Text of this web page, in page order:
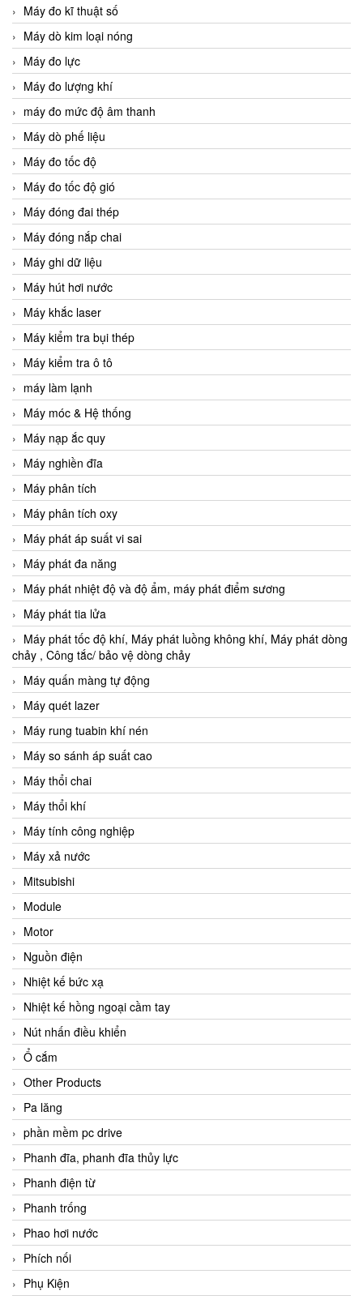
Máy đo kĩ thuật số
Máy dò kim loại nóng
Máy đo lực
Máy đo lượng khí
máy đo mức độ âm thanh
Máy dò phế liệu
Máy đo tốc độ
Máy đo tốc độ gió
Máy đóng đai thép
Máy đóng nắp chai
Máy ghi dữ liệu
Máy hút hơi nước
Máy khắc laser
Máy kiểm tra bụi thép
Máy kiểm tra ô tô
máy làm lạnh
Máy móc & Hệ thống
Máy nạp ắc quy
Máy nghiền đĩa
Máy phân tích
Máy phân tích oxy
Máy phát áp suất vi sai
Máy phát đa năng
Máy phát nhiệt độ và độ ẩm, máy phát điểm sương
Máy phát tia lửa
Máy phát tốc độ khí, Máy phát luồng không khí, Máy phát dòng
chảy , Công tắc/ bảo vệ dòng chảy
Máy quấn màng tự động
Máy quét lazer
Máy rung tuabin khí nén
Máy so sánh áp suất cao
Máy thổi chai
Máy thổi khí
Máy tính công nghiệp
Máy xả nước
Mitsubishi
Module
Motor
Nguồn điện
Nhiệt kế bức xạ
Nhiệt kế hồng ngoại cầm tay
Nút nhấn điều khiển
Ổ cắm
Other Products
Pa lăng
phần mềm pc drive
Phanh đĩa, phanh đĩa thủy lực
Phanh điện từ
Phanh trống
Phao hơi nước
Phích nối
Phụ Kiện